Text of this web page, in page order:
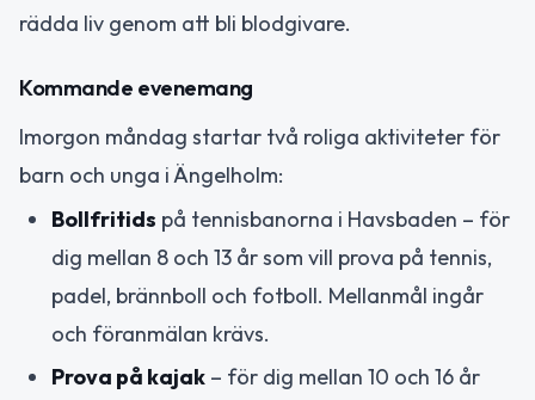
rädda liv genom att bli blodgivare.
Kommande evenemang
Imorgon måndag startar två roliga aktiviteter för
barn och unga i Ängelholm:
Bollfritids på tennisbanorna i Havsbaden – för
dig mellan 8 och 13 år som vill prova på tennis,
padel, brännboll och fotboll. Mellanmål ingår
och föranmälan krävs.
Prova på kajak – för dig mellan 10 och 16 år